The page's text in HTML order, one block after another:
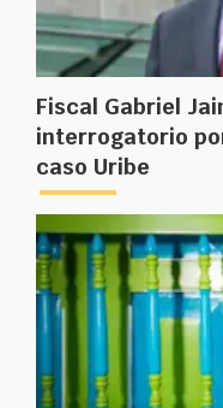
Fiscal Gabriel
interrogatorio
caso Uribe